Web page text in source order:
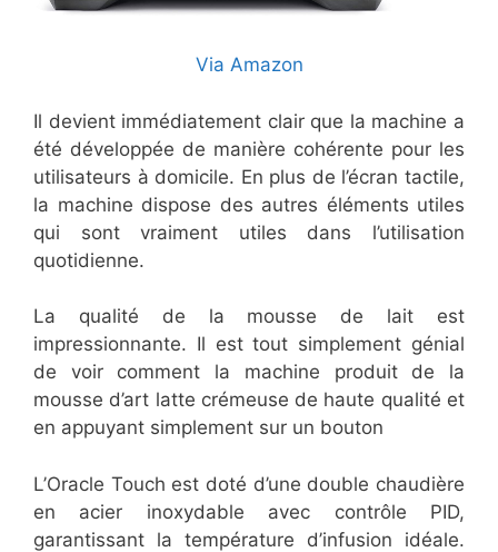
Via Amazon
Il devient immédiatement clair que la machine a
été développée de manière cohérente pour les
utilisateurs à domicile. En plus de l’écran tactile,
la machine dispose des autres éléments utiles
qui sont vraiment utiles dans l’utilisation
quotidienne.
La qualité de la mousse de lait est
impressionnante. Il est tout simplement génial
de voir comment la machine produit de la
mousse d’art latte crémeuse de haute qualité et
en appuyant simplement sur un bouton
L’Oracle Touch est doté d’une double chaudière
en acier inoxydable avec contrôle PID,
garantissant la température d’infusion idéale.